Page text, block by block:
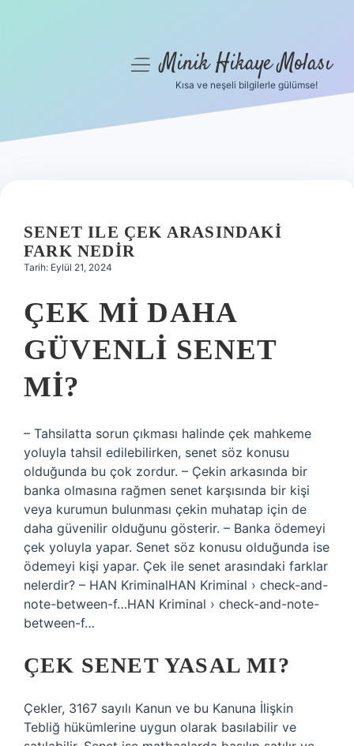
Hakkımızda
menüyüMinik Hikaye Molası
Kısa ve neşeli bilgilerle gülümse!
SENET ILE ÇEK ARASINDAKI
FARK NEDIR
Tarih: Eylül 21, 2024
ÇEK MI DAHA
GÜVENLI SENET
MI?
– Tahsilatta sorun çıkması halinde çek mahkeme
yoluyla tahsil edilebilirken, senet söz konusu
olduğunda bu çok zordur. – Çekin arkasında bir
banka olmasına rağmen senet karşısında bir kişi
veya kurumun bulunması çekin muhatap için de
daha güvenilir olduğunu gösterir. – Banka ödemeyi
çek yoluyla yapar. Senet söz konusu olduğunda ise
ödemeyi kişi yapar. Çek ile senet arasındaki farklar
nelerdir? – HAN KriminalHAN Kriminal › check-and-
note-between-f…HAN Kriminal › check-and-note-
between-f…
ÇEK SENET YASAL MI?
Çekler, 3167 sayılı Kanun ve bu Kanuna İlişkin
Tebliğ hükümlerine uygun olarak basılabilir ve